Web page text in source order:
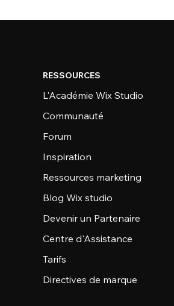
RESSOURCES
L'Académie Wix Studio
Communauté
Forum
Inspiration
Ressources marketing
Blog Wix studio
Devenir un Partenaire
Centre d'Assistance
Tarifs
Directives de marque